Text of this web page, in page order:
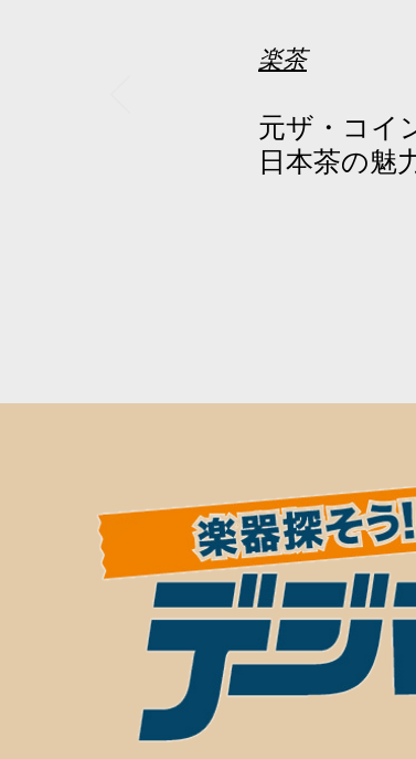
楽茶
元ザ・コイ
日本茶の魅